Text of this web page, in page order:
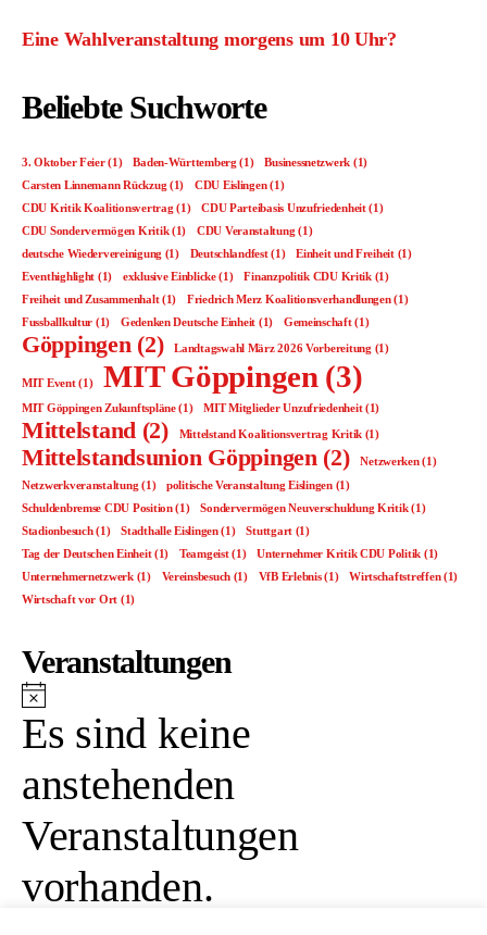
Eine Wahlveranstaltung morgens um 10 Uhr?
Beliebte Suchworte
3. Oktober Feier(1) Baden-Württemberg (1) Businessnetzwerk (1)
Carsten Linnemann Rückzug (1) CDU Eislingen(1)
CDU Kritik Koalitionsvertrag (1) CDU Parteibasis Unzufriedenheit(1)
CDU Sondervermögen Kritik(1) CDU Veranstaltung (1)
deutsche Wiedervereinigung (1) Deutschlandfest(1) Einheit und Freiheit(1)
Eventhighlight (1) exklusive Einblicke(1) Finanzpolitik CDU Kritik(1)
Freiheit und Zusammenhalt(1) Friedrich Merz Koalitionsverhandlungen(1)
Fussballkultur (1) Gedenken Deutsche Einheit (1) Gemeinschaft(1)
Göppingen (2) Landtagswahl März 2026 Vorbereitung (1)
MIT Event(1) MIT Göppingen (3)
MIT Göppingen Zukunftspläne(1) MIT Mitglieder Unzufriedenheit(1)
Mittelstand (2) Mittelstand Koalitionsvertrag Kritik(1)
Mittelstandsunion Göppingen (2) Netzwerken(1)
Netzwerkveranstaltung (1) politische Veranstaltung Eislingen(1)
Schuldenbremse CDU Position(1) Sondervermögen Neuverschuldung Kritik(1)
Stadionbesuch(1) Stadthalle Eislingen(1) Stuttgart (1)
Tag der Deutschen Einheit(1) Teamgeist(1) Unternehmer Kritik CDU Politik (1)
Unternehmernetzwerk(1) Vereinsbesuch (1) VfB Erlebnis(1) Wirtschaftstreffen(1)
Wirtschaft vor Ort (1)
Veranstaltungen
H
i
n
w
Es sind keine
anstehenden
Veranstaltungen
vorhanden.